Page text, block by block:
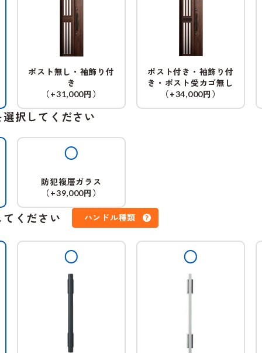
ポスト無し・袖飾り付
き
（+31,000円）
ポスト付き・袖飾り付
き・ポスト受カゴ無し
（+34,000円）
択してください
防犯複層ガラス
（+39,000円）
ください ハンドル種類